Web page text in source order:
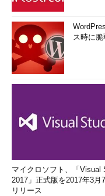
ス時に
マイクロソフト、「Visual
2017」正式版を2017年3月
リリース